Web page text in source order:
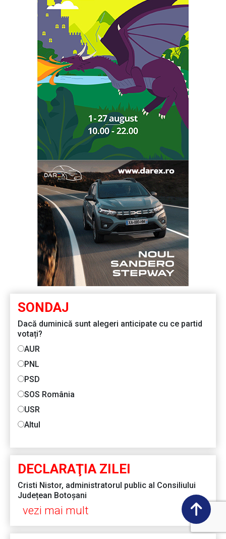
SONDAJ
Dacă duminică sunt alegeri anticipate cu ce partid
votați?
AUR
PNL
PSD
SOS România
USR
Altul
DECLARAŢIA ZILEI
Cristi Nistor, administratorul public al Consiliului
Județean Botoșani
vezi mai mult